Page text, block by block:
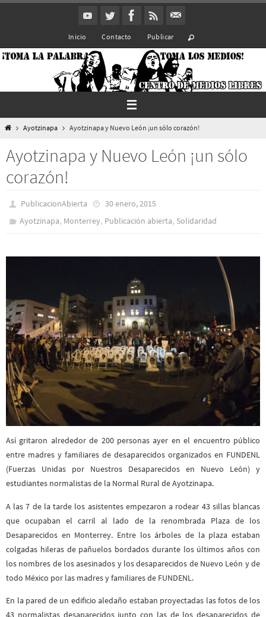
Inicio Contacto Publicar
InicioAyotzinapa Ayotzinapa y Nuevo León ¡un sólo corazón!
Ayotzinapa y Nuevo León ¡un sólo
corazón!
PublicacionAbierta
30 enero, 2015
Ayotzinapa, Monterrey, Publicación abierta, Solidaridad
Así gritaron alrededor de 200 personas ayer en el encuentro público
entre madres y familiares de desaparecidos organizados en FUNDENL
(Fuerzas Unidas por Nuestros Desaparecidos en Nuevo León) y
estudiantes normalistas de la Normal Rural de Ayotzinapa.
A las 7 de la tarde los asistentes empezaron a rodear 43 sillas blancas
que ocupaban el carril al lado de la renombrada Plaza de los
Desaparecidos en Monterrey. Entre los árboles de la plaza estaban
colgadas hileras de pañuelos bordados durante los últimos años con
los nombres de los asesinados y los desaparecidos de Nuevo León y de
todo México por las madres y familiares de FUNDENL.
En la pared de un edificio aledaño estaban proyectadas las fotos de los
43 normalistas desaparecidos junto con las de los desaparecidos de